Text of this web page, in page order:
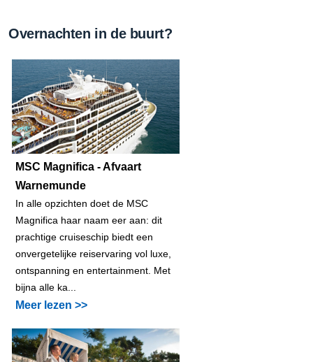
Overnachten in de buurt?
MSC Magnifica - Afvaart
Warnemunde
In alle opzichten doet de MSC
Magnifica haar naam eer aan: dit
prachtige cruiseschip biedt een
onvergetelijke reiservaring vol luxe,
ontspanning en entertainment. Met
bijna alle ka...
Meer lezen >>